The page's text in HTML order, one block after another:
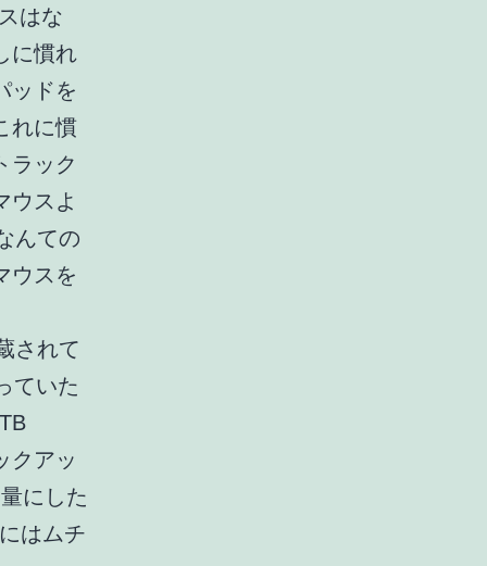
はな
に慣れ
ッドを
れに慣
ラック
ウスよ
んての
ウスを
されて
ていた
クアッ
にした
はムチ